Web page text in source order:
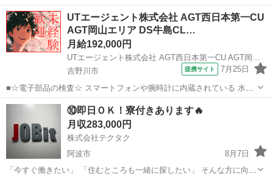
ので安心してください！ 工場での勤務が未経験の方でも大歓迎！ 【具
体的な仕事内容】 ●製品の梱包 ラベル貼り ●仕分け作業 出荷準備 ●完
成品の目視...
徳島 小松島市 未経験
UTエージェント株式会社 AGT西日本第一CU
AGT岡山エリア DS牛島CL…
月給192,000円
UTエージェント株式会社 AGT西日本第一CU AGT岡山エリア DS牛島CL 《JNRU1C》
吉野川市
提携サイト 7月25日
■☆電子部品の検査☆ スマートフォンや腕時計に内蔵されている 水晶
振動子・水晶応用品の製造をおこなっている工場でのお仕事！ 作業は
シンプルなので、すぐに習熟いただけます！ ＜具体的には…＞ ◆自動
機へのケースに入った製...
徳島 吉野川市 工場
⑩即日ＯＫ！寮付きあります🔥
月収283,000円
株式会社テクタク
阿波市
8月7日
「今すぐ働きたい」 「住むところも一緒に探したい」 そんな方に向け